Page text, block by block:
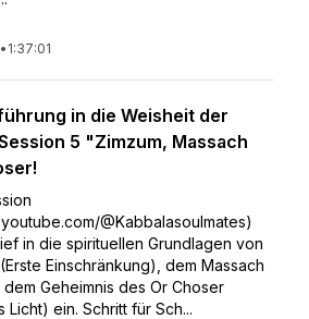
• 1:37:01
in die Weisheit der
5 "Zimzum, Massach
@Kabbalasoulmates)
in die spirituellen Grundlagen von
Einschränkung), dem Massach
dem Geheimnis des Or Choser
Licht) ein. Schritt für Sch...